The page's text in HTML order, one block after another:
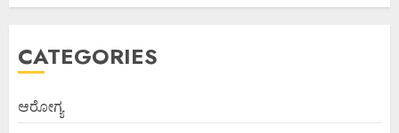
CATEGORIES
ಆರೋಗ್ಯ